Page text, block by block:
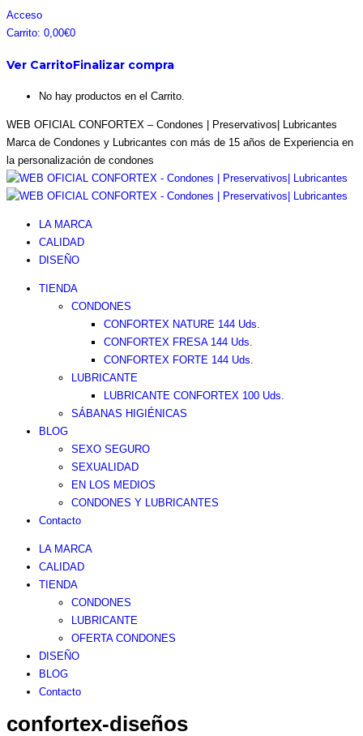
Saltar
al
Facebook
page
in
Instagram
page
in
Pinterest
page
in
Twitter
page
in
Acceso
Carrito: 0,00€0
Ver CarritoFinalizar compra
No hay productos en el Carrito.
WEB OFICIAL CONFORTEX – Condones | Preservativos| Lubricantes
Marca de Condones y Lubricantes con más de 15 años de Experiencia en
la personalización de condones
LA MARCA
CALIDAD
DISEÑO
TIENDA
CONDONES
CONFORTEX NATURE 144 Uds.
CONFORTEX FRESA 144 Uds.
CONFORTEX FORTE 144 Uds.
LUBRICANTE
LUBRICANTE CONFORTEX 100 Uds.
SÁBANAS HIGIÉNICAS
BLOG
SEXO SEGURO
SEXUALIDAD
EN LOS MEDIOS
CONDONES Y LUBRICANTES
Contacto
LA MARCA
CALIDAD
TIENDA
CONDONES
LUBRICANTE
OFERTA CONDONES
DISEÑO
BLOG
Contacto
confortex-diseños